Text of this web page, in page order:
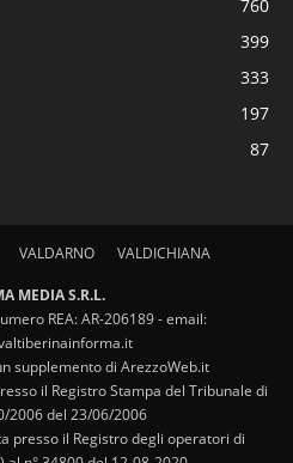
760
399
333
197
87
VALDARNO VALDICHIANA
MEDIA S.R.L.
REA: AR-206189 - email:
supplemento di ArezzoWeb.it
il Registro Stampa del Tribunale di
2006 del 23/06/2006
presso il Registro degli operatori di